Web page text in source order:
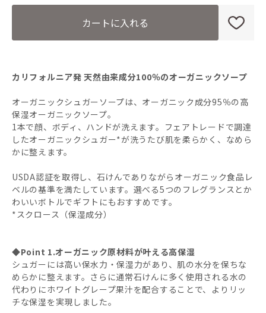
LL(レモングラスライム)カートに入れる
カリフォルニア発 天然由来成分100％のオーガニックソープ
オーガニックシュガーソープは、オーガニック成分95％の高
保湿オーガニックソープ。
1本で顔、ボディ、ハンドが洗えます。フェアトレードで調達
したオーガニックシュガー*が洗うたび肌を柔らかく、なめら
かに整えます。
USDA認証を取得し、石けんでありながらオーガニック食品レ
ベルの基準を満たしています。選べる5つのフレグランスとか
わいいボトルでギフトにもおすすめです。
*スクロース（保湿成分）
◆Point 1.オーガニック原材料が叶える高保湿
シュガーには高い保水力・保湿力があり、肌の水分を保ちな
めらかに整えます。さらに通常石けんに多く使用される水の
代わりにホワイトグレープ果汁を配合することで、よりリッ
チな保湿を実現しました。